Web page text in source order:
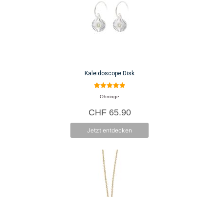
Kaleidoscope Disk
5.00
von 5
Ohrringe
CHF65.90
Jetzt entdecken